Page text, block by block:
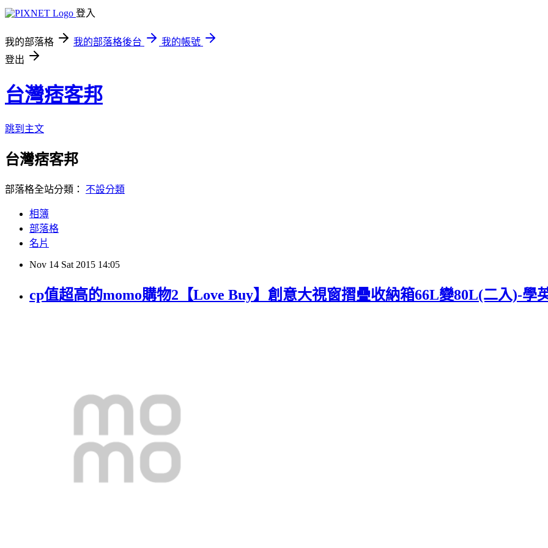
登入
我的部落格 我的部落格後台
我的帳號
登出
台灣痞客邦
跳到主文
台灣痞客邦
部落格全站分類： 不設分類
相簿
部落格
名片
Nov 14 Sat 2015 14:05
cp值超高的momo購物2【Love Buy】創意大視窗摺疊收納箱66L變80L(二入)-學